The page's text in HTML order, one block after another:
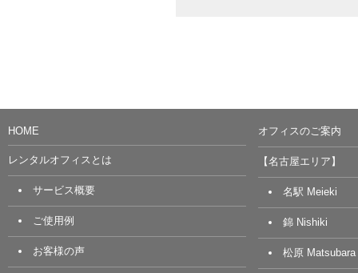
HOME
レンタルオフィスとは
サービス概要
ご使用例
お客様の声
オフィスのご案内
【名古屋エリア】
名駅 Meieki
錦 Nishiki
松原 Matsubara